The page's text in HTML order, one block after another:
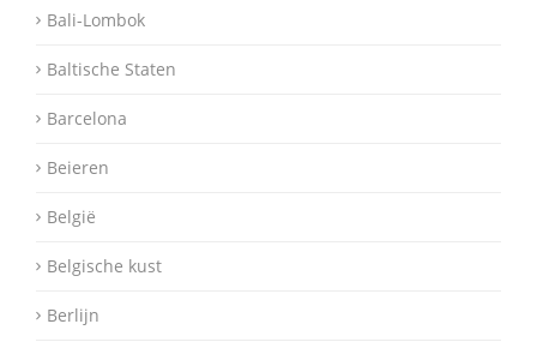
Bali-Lombok
Baltische Staten
Barcelona
Beieren
België
Belgische kust
Berlijn